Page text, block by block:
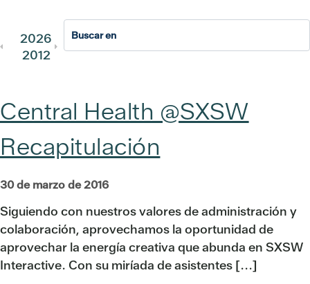
2026 2025
2012
2011
Central Health @SXSW
Recapitulación
30 de marzo de 2016
Siguiendo con nuestros valores de administración y
colaboración, aprovechamos la oportunidad de
aprovechar la energía creativa que abunda en SXSW
Interactive. Con su miríada de asistentes [...]